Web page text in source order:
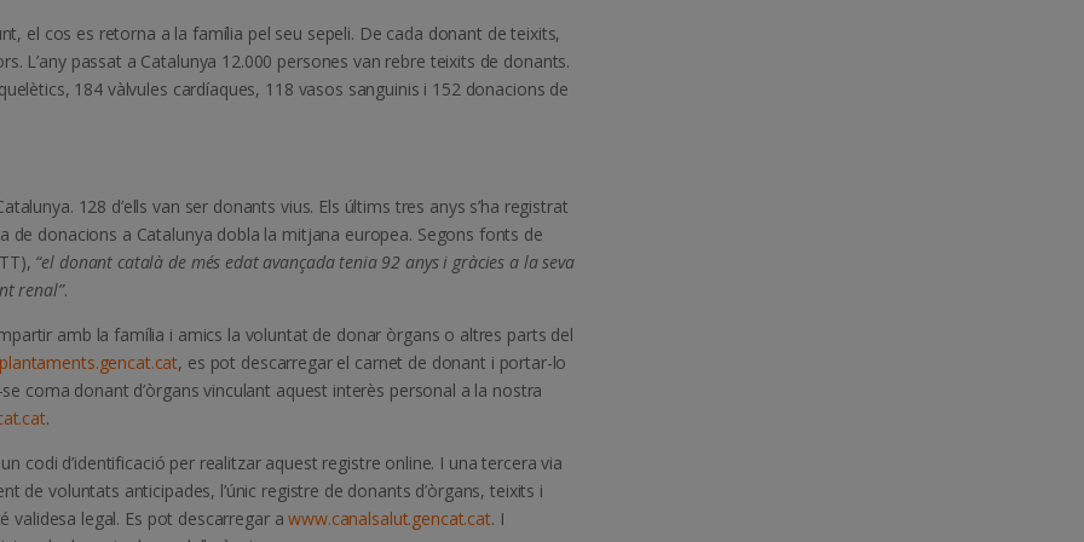
el cos es retorna a la família pel seu sepeli. De cada donant de teixits,
L’any passat a Catalunya 12.000 persones van rebre teixits de donants.
184 vàlvules cardíaques, 118 vasos sanguinis i 152 donacions de
128 d’ells van ser donants vius. Els últims tres anys s’ha registrat
donacions a Catalunya dobla la mitjana europea. Segons fonts de
“el donant català de més edat avançada tenia 92 anys i gràcies a la seva
renal”.
amb la família i amics la voluntat de donar òrgans o altres parts del
, es pot descarregar el carnet de donant i portar-lo
coma donant d’òrgans vinculant aquest interès personal a la nostra
.
codi d’identificació per realitzar aquest registre online. I una tercera via
de voluntats anticipades, l’únic registre de donants d’òrgans, teixits i
validesa legal. Es pot descarregar awww.canalsalut.gencat.cat. I